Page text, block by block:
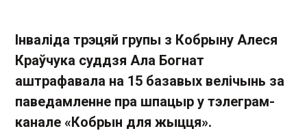
Інваліда трэцяй групы з Кобрыну Алеся
Краўчука суддзя Ала Богнат
аштрафавала на 15 базавых велічынь за
паведамленне пра шпацыр у тэлеграм-
канале «Кобрын для жыцця».